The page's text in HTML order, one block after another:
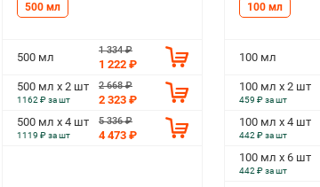
500 мл
500 мл
1 334 ₽
1 222 ₽
500 мл х 2 шт
1162 ₽ за шт
2 668 ₽
2 323 ₽
500 мл х 4 шт
1119 ₽ за шт
5 336 ₽
4 473 ₽
100 мл
100 мл
100 мл х 2 шт
459 ₽ за шт
100 мл х 4 шт
442 ₽ за шт
100 мл х 6 шт
442 ₽ за шт